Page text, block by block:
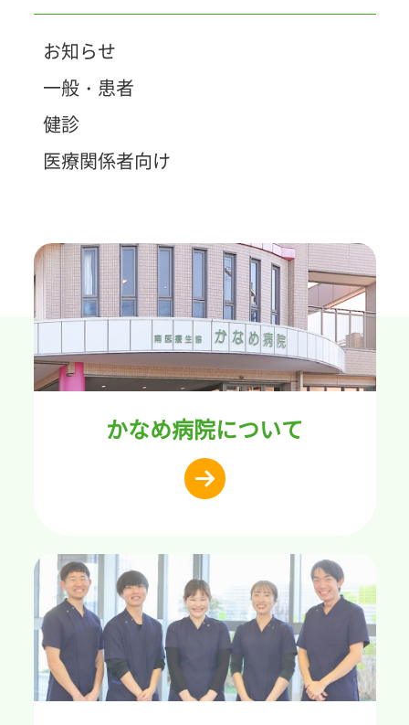
お知らせ
一般・患者
健診
医療関係者向け
かなめ病院について